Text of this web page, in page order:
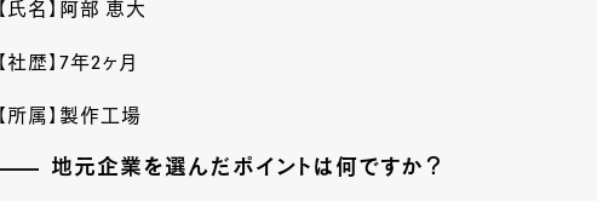
【氏名】阿部 恵大
【社歴】 7年2ヶ月
【所属】製作工場
地元企業を選んだポイントは何ですか？